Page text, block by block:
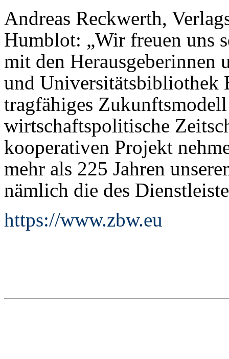
Andreas Reckwerth,
Humblot: „Wir freuen uns
mit den Herausgeberinnen
und Universitätsbibliothek
tragfähiges
wirtschaftspolitische
kooperativen Projekt
mehr als 225 Jahren
nämlich die des
https://www.zbw.eu